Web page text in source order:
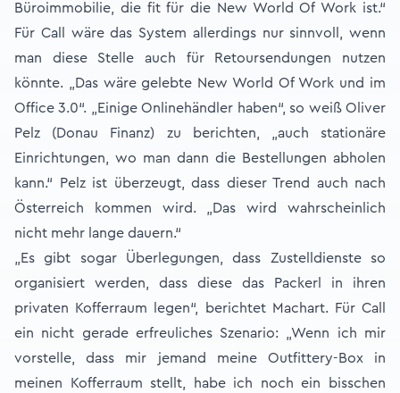
Büroimmobilie, die fit für die New World Of Work ist.“
Für Call wäre das System allerdings nur sinnvoll, wenn
man diese Stelle auch für Retoursendungen nutzen
könnte. „Das wäre gelebte New World Of Work und im
Office 3.0“. „Einige Onlinehändler haben“, so weiß Oliver
Pelz (Donau Finanz) zu berichten, „auch stationäre
Einrichtungen, wo man dann die Bestellungen abholen
kann.“ Pelz ist überzeugt, dass dieser Trend auch nach
Österreich kommen wird. „Das wird wahrscheinlich
nicht mehr lange dauern.“
„Es gibt sogar Überlegungen, dass Zustelldienste so
organisiert werden, dass diese das Packerl in ihren
privaten Kofferraum legen“, berichtet Machart. Für Call
ein nicht gerade erfreuliches Szenario: „Wenn ich mir
vorstelle, dass mir jemand meine Outfittery-Box in
meinen Kofferraum stellt, habe ich noch ein bisschen